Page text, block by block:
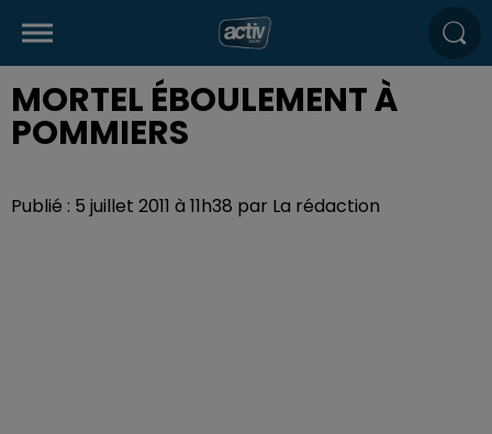
MORTEL ÉBOULEMENT À
POMMIERS
Publié : 5 juillet 2011 à 11h38 par La rédaction